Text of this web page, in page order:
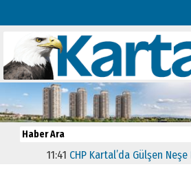
11:41 CHP Kartal’da Gülşen Neşe